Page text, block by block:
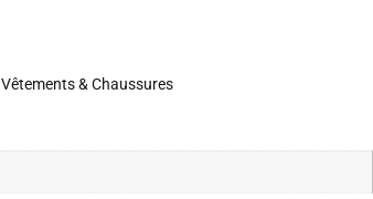
Vêtements & Chaussures